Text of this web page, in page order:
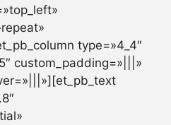
type=»4_4″
custom_padding=»|||»